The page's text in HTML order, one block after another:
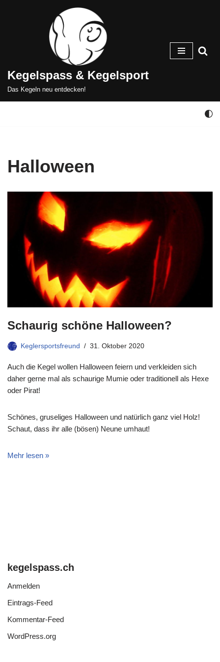
Kegelspass & Kegelsport
Das Kegeln neu entdecken!
Halloween
Schaurig schöne Halloween?
Keglersportsfreund 31. Oktober 2020
Auch die Kegel wollen Halloween feiern und verkleiden sich
daher gerne mal als schaurige Mumie oder traditionell als Hexe
oder Pirat!
Schönes, gruseliges Halloween und natürlich ganz viel Holz!
Schaut, dass ihr alle (bösen) Neune umhaut!
Mehr lesen »
kegelspass.ch
Anmelden
Eintrags-Feed
Kommentar-Feed
WordPress.org